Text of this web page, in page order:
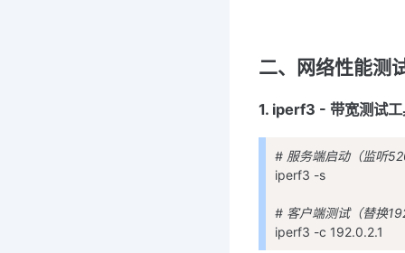
二、网络性能测
1. iperf3 - 带宽测试工
# 服务端启动（监听
iperf3 -s
# 客户端测试（替换
iperf3 -c 192.0.2.1